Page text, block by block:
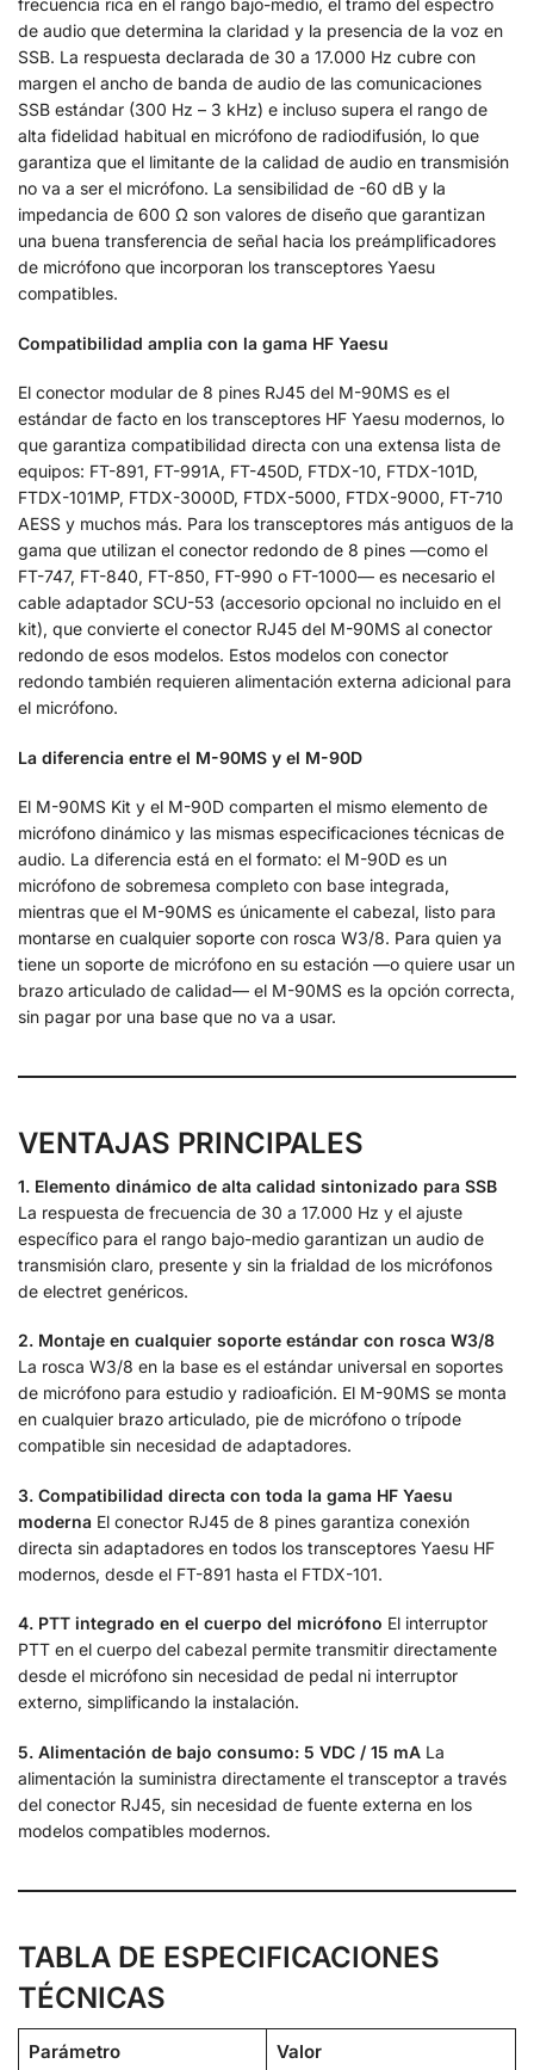
frecuencia rica en el rango bajo-medio, el tramo del espectro
de audio que determina la claridad y la presencia de la voz en
SSB. La respuesta declarada de 30 a 17.000 Hz cubre con
margen el ancho de banda de audio de las comunicaciones
SSB estándar (300 Hz – 3 kHz) e incluso supera el rango de
alta fidelidad habitual en micrófono de radiodifusión, lo que
garantiza que el limitante de la calidad de audio en transmisión
no va a ser el micrófono. La sensibilidad de -60 dB y la
impedancia de 600 Ω son valores de diseño que garantizan
una buena transferencia de señal hacia los preámplificadores
de micrófono que incorporan los transceptores Yaesu
compatibles.
Compatibilidad amplia con la gama HF Yaesu
El conector modular de 8 pines RJ45 del M-90MS es el
estándar de facto en los transceptores HF Yaesu modernos, lo
que garantiza compatibilidad directa con una extensa lista de
equipos: FT-891, FT-991A, FT-450D, FTDX-10, FTDX-101D,
FTDX-101MP, FTDX-3000D, FTDX-5000, FTDX-9000, FT-710
AESS y muchos más. Para los transceptores más antiguos de la
gama que utilizan el conector redondo de 8 pines —como el
FT-747, FT-840, FT-850, FT-990 o FT-1000— es necesario el
cable adaptador SCU-53 (accesorio opcional no incluido en el
kit), que convierte el conector RJ45 del M-90MS al conector
redondo de esos modelos. Estos modelos con conector
redondo también requieren alimentación externa adicional para
el micrófono.
La diferencia entre el M-90MS y el M-90D
El M-90MS Kit y el M-90D comparten el mismo elemento de
micrófono dinámico y las mismas especificaciones técnicas de
audio. La diferencia está en el formato: el M-90D es un
micrófono de sobremesa completo con base integrada,
mientras que el M-90MS es únicamente el cabezal, listo para
montarse en cualquier soporte con rosca W3/8. Para quien ya
tiene un soporte de micrófono en su estación —o quiere usar un
brazo articulado de calidad— el M-90MS es la opción correcta,
sin pagar por una base que no va a usar.
VENTAJAS PRINCIPALES
1. Elemento dinámico de alta calidad sintonizado para SSB
La respuesta de frecuencia de 30 a 17.000 Hz y el ajuste
específico para el rango bajo-medio garantizan un audio de
transmisión claro, presente y sin la frialdad de los micrófonos
de electret genéricos.
2. Montaje en cualquier soporte estándar con rosca W3/8
La rosca W3/8 en la base es el estándar universal en soportes
de micrófono para estudio y radioafición. El M-90MS se monta
en cualquier brazo articulado, pie de micrófono o trípode
compatible sin necesidad de adaptadores.
3. Compatibilidad directa con toda la gama HF Yaesu
moderna El conector RJ45 de 8 pines garantiza conexión
directa sin adaptadores en todos los transceptores Yaesu HF
modernos, desde el FT-891 hasta el FTDX-101.
4. PTT integrado en el cuerpo del micrófono El interruptor
PTT en el cuerpo del cabezal permite transmitir directamente
desde el micrófono sin necesidad de pedal ni interruptor
externo, simplificando la instalación.
5. Alimentación de bajo consumo: 5 VDC / 15 mA La
alimentación la suministra directamente el transceptor a través
del conector RJ45, sin necesidad de fuente externa en los
modelos compatibles modernos.
TABLA DE ESPECIFICACIONES
TÉCNICAS
Parámetro Valor